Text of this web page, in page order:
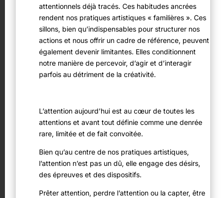
attentionnels déjà tracés. Ces habitudes ancrées
rendent nos pratiques artistiques « familières ». Ces
sillons, bien qu’indispensables pour structurer nos
actions et nous offrir un cadre de référence, peuvent
également devenir limitantes. Elles conditionnent
notre manière de percevoir, d’agir et d’interagir
parfois au détriment de la créativité.
L’attention aujourd’hui est au cœur de toutes les
attentions et avant tout définie comme une denrée
rare, limitée et de fait convoitée.
Bien qu’au centre de nos pratiques artistiques,
l’attention n’est pas un dû, elle engage des désirs,
des épreuves et des dispositifs.
Prêter attention, perdre l’attention ou la capter, être